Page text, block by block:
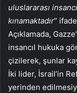
uluslararası
kınamaktadır”
Açıklamada,
insancıl hukuka
çizilerek, şunlar
İki lider, İsrail’in
yerinden